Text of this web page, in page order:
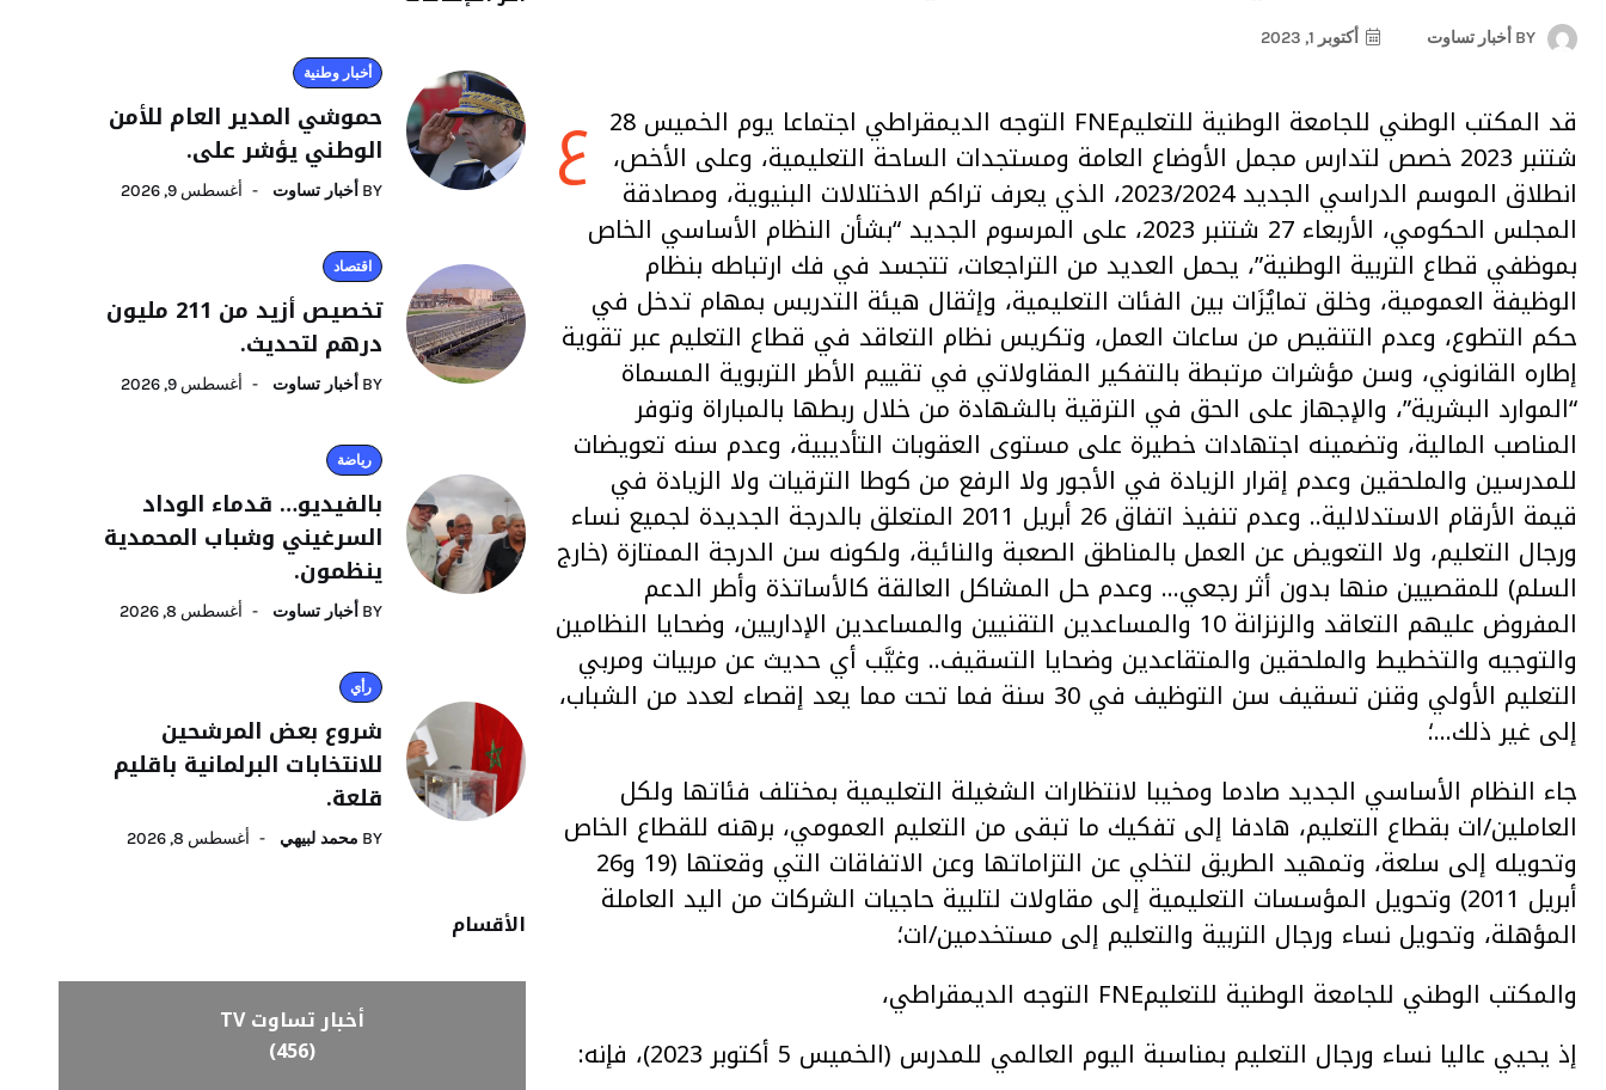
BY أخبار تساوت أكتوبر 1, 2023
ع قد المكتب الوطني للجامعة الوطنية للتعليمFNE التوجه الديمقراطي اجتماعا يوم الخميس 28
شتنبر 2023 خصص لتدارس مجمل الأوضاع العامة ومستجدات الساحة التعليمية، وعلى الأخص،
انطلاق الموسم الدراسي الجديد 2023/2024، الذي يعرف تراكم الاختلالات البنيوية، ومصادقة
المجلس الحكومي، الأربعاء 27 شتنبر 2023، على المرسوم الجديد “بشأن النظام الأساسي الخاص
بموظفي قطاع التربية الوطنية”، يحمل العديد من التراجعات، تتجسد في فك ارتباطه بنظام
الوظيفة العمومية، وخلق تمايُزَات بين الفئات التعليمية، وإثقال هيئة التدريس بمهام تدخل في
حكم التطوع، وعدم التنقيص من ساعات العمل، وتكريس نظام التعاقد في قطاع التعليم عبر تقوية
إطاره القانوني، وسن مؤشرات مرتبطة بالتفكير المقاولاتي في تقييم الأطر التربوية المسماة
“الموارد البشرية”، والإجهاز على الحق في الترقية بالشهادة من خلال ربطها بالمباراة وتوفر
المناصب المالية، وتضمينه اجتهادات خطيرة على مستوى العقوبات التأديبية، وعدم سنه تعويضات
للمدرسين والملحقين وعدم إقرار الزيادة في الأجور ولا الرفع من كوطا الترقيات ولا الزيادة في
قيمة الأرقام الاستدلالية.. وعدم تنفيذ اتفاق 26 أبريل 2011 المتعلق بالدرجة الجديدة لجميع نساء
ورجال التعليم، ولا التعويض عن العمل بالمناطق الصعبة والنائية، ولكونه سن الدرجة الممتازة (خارج
السلم) للمقصيين منها بدون أثر رجعي… وعدم حل المشاكل العالقة كالأساتذة وأطر الدعم
المفروض عليهم التعاقد والزنزانة 10 والمساعدين التقنيين والمساعدين الإداريين، وضحايا النظامين
والتوجيه والتخطيط والملحقين والمتقاعدين وضحايا التسقيف.. وغيَّب أي حديث عن مربيات ومربي
التعليم الأولي وقنن تسقيف سن التوظيف في 30 سنة فما تحت مما يعد إقصاء لعدد من الشباب،
إلى غير ذلك…؛
جاء النظام الأساسي الجديد صادما ومخيبا لانتظارات الشغيلة التعليمية بمختلف فئاتها ولكل
العاملين/ات بقطاع التعليم، هادفا إلى تفكيك ما تبقى من التعليم العمومي، برهنه للقطاع الخاص
وتحويله إلى سلعة، وتمهيد الطريق لتخلي عن التزاماتها وعن الاتفاقات التي وقعتها (19 و26
أبريل 2011) وتحويل المؤسسات التعليمية إلى مقاولات لتلبية حاجيات الشركات من اليد العاملة
المؤهلة، وتحويل نساء ورجال التربية والتعليم إلى مستخدمين/ات؛
والمكتب الوطني للجامعة الوطنية للتعليمFNE التوجه الديمقراطي،
إذ يحيي عاليا نساء ورجال التعليم بمناسبة اليوم العالمي للمدرس (الخميس 5 أكتوبر 2023)، فإنه:
أخبار وطنية
حموشي المدير العام للأمن
الوطني يؤشر على.
BY أخبار تساوت أغسطس 9, 2026
اقتصاد
تخصيص أزيد من 211 مليون
درهم لتحديث.
BY أخبار تساوت أغسطس 9, 2026
رياضة
بالفيديو… قدماء الوداد
السرغيني وشباب المحمدية
ينظمون.
BY أخبار تساوت أغسطس 8, 2026
رأي
شروع بعض المرشحين
للانتخابات البرلمانية باقليم
قلعة.
BY محمد لبيهي أغسطس 8, 2026
الأقسام
أخبار تساوت TV
(456)